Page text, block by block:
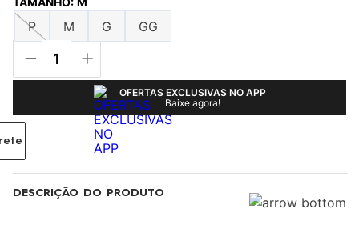
P M G GG
OFERTAS EXCLUSIVAS NO APP
Baixe agora!
DESCRIÇÃO DO PRODUTO